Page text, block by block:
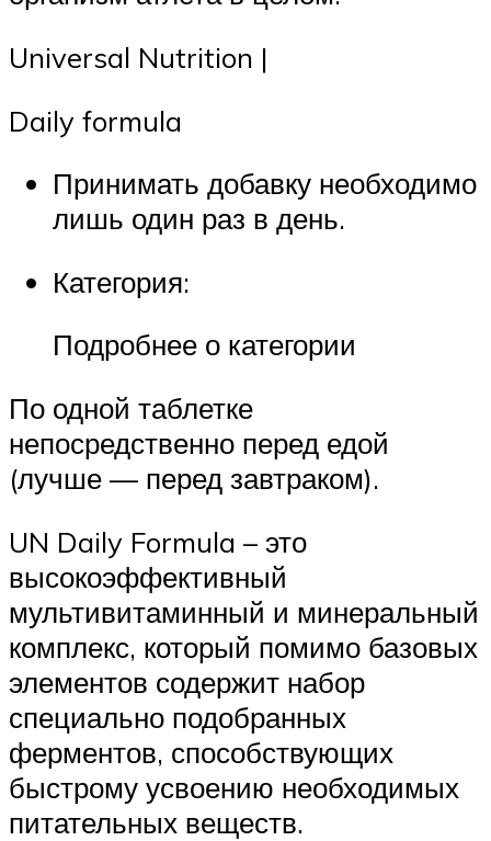
Universal Nutrition |
Daily formula
Принимать добавку необходимо
лишь один раз в день.
Категория:
Подробнее о категории
По одной таблетке
непосредственно перед едой
(лучше — перед завтраком).
UN Daily Formula – это
высокоэффективный
мультивитаминный и минеральный
комплекс, который помимо базовых
элементов содержит набор
специально подобранных
ферментов, способствующих
быстрому усвоению необходимых
питательных веществ.